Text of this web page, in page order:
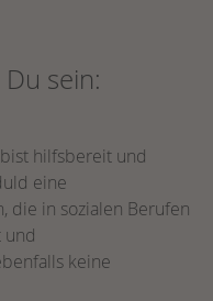
sein:
hilfsbereit und
eine
die in sozialen Berufen
und
keine